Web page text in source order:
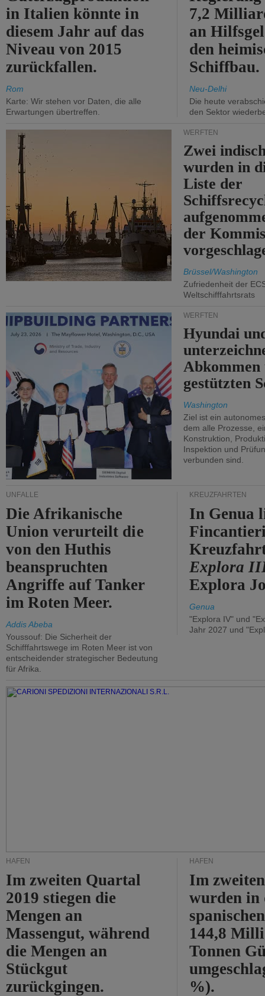
in Italien könnte in
diesem Jahr auf das
Niveau von 2015
zurückfallen.
Rom
Karte: Wir stehen vor Daten, die alle
Erwartungen übertreffen.
7,2
an
den
Schiffbau.
Neu-Delhi
Die heute
den Sektor
WERFTEN
Zwei
wurden in
Liste der
der
Brüssel/Washington
Zufriedenheit der
Weltschifffahrtsrats
WERFTEN
Hyundai
gestützten
Washington
Ziel ist ein
dem alle Prozesse,
Konstruktion,
Inspektion und
verbunden sind.
UNFÄLLE
Die Afrikanische
Union verurteilt die
von den Huthis
beanspruchten
Angriffe auf Tanker
im Roten Meer.
Addis Abeba
Youssouf: Die Sicherheit der
Schifffahrtswege im Roten Meer ist von
entscheidender strategischer Bedeutung
für Afrika.
KREUZFAHRTEN
In Genua
Explora
Explora
Genua
"Explora IV" und
Jahr 2027 und
HÄFEN
Im zweiten Quartal
2019 stiegen die
Mengen an
Massengut, während
die Mengen an
Stückgut
zurückgingen.
HÄFEN
Im
wurden in
144,8
Tonnen
%).